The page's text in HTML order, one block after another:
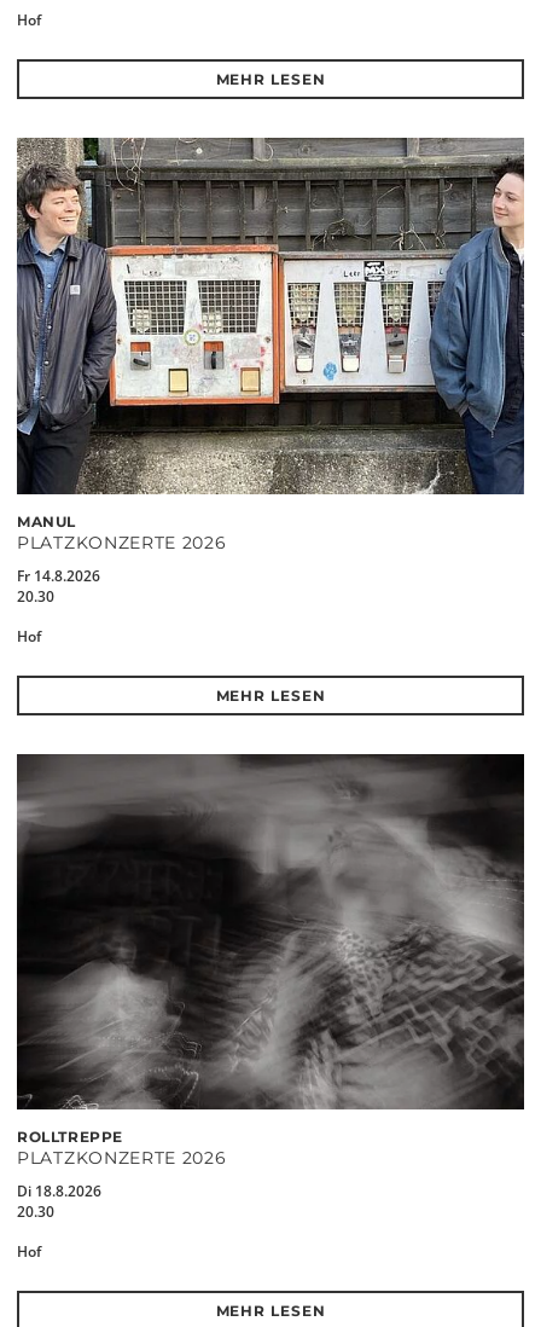
Hof
MEHR LESEN
MANUL
PLATZKONZERTE 2026
Fr 14.8.2026
20.30
Hof
MEHR LESEN
ROLLTREPPE
PLATZKONZERTE 2026
Di 18.8.2026
20.30
Hof
MEHR LESEN